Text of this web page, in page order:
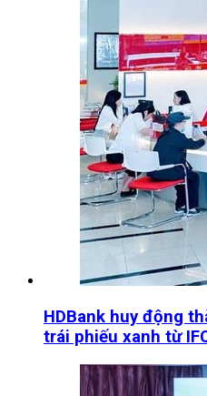
HDBank huy động
trái phiếu xanh từ